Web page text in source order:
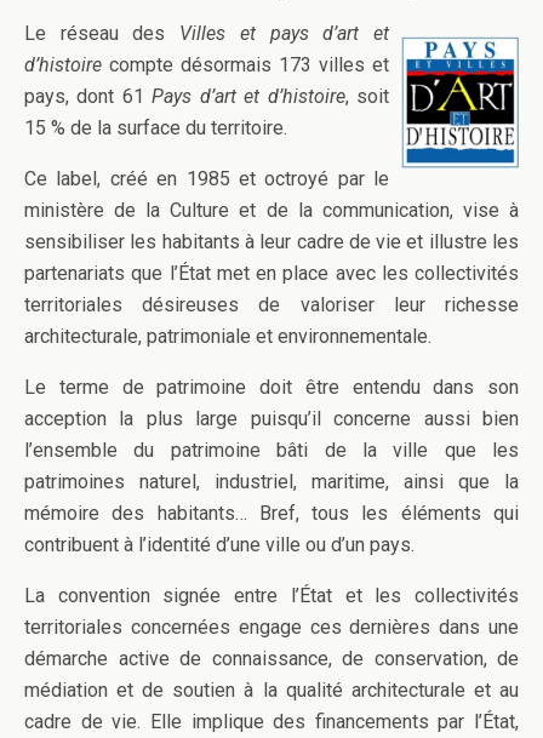
Le réseau des Villes et pays d’art et
d’histoire compte désormais 173 villes et
pays, dont 61Pays d’art et d’histoire, soit
15 % de la surface du territoire.
Ce label, créé en 1985 et octroyé par le
ministère de la Culture et de la communication, vise à
sensibiliser les habitants à leur cadre de vie et illustre les
partenariats que l’État met en place avec les collectivités
territoriales désireuses de valoriser leur richesse
architecturale, patrimoniale et environnementale.
Le terme de patrimoine doit être entendu dans son
acception la plus large puisqu’il concerne aussi bien
l’ensemble du patrimoine bâti de la ville que les
patrimoines naturel, industriel, maritime, ainsi que la
mémoire des habitants… Bref, tous les éléments qui
contribuent à l’identité d’une ville ou d’un pays.
La convention signée entre l’État et les collectivités
territoriales concernées engage ces dernières dans une
démarche active de connaissance, de conservation, de
médiation et de soutien à la qualité architecturale et au
cadre de vie. Elle implique des financements par l’État,